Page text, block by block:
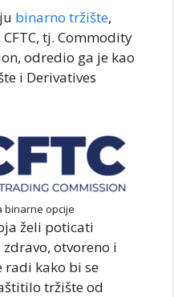
binarno tržište,
tj. Commodity
odredio ga je kao
i Derivatives
binarne opcije
želi poticati
otvoreno i
radi kako bi se
tržište od